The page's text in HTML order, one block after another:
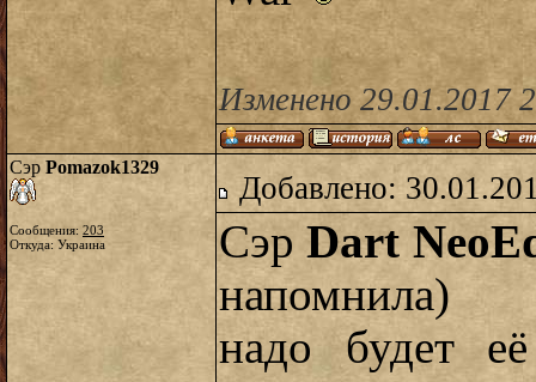
Изменено 29.01.2017
Сэр Pomazok1329
Сообщения: 203
Откуда: Украина
Добавлено:
СэрDart
напомнила)
надо будет